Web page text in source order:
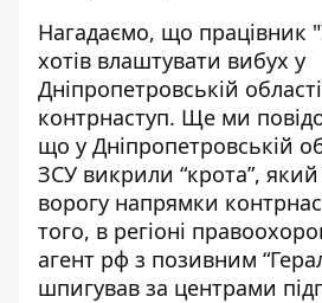
Нагадаємо, що працівник
хотів влаштувати вибух у
Дніпропетровській
контрнаступ. Ще ми
що у Дніпропетровській
ЗСУ викрили “крота”, який
ворогу напрямки
того, в регіоні
агент рф з позивним
шпигував за центрами